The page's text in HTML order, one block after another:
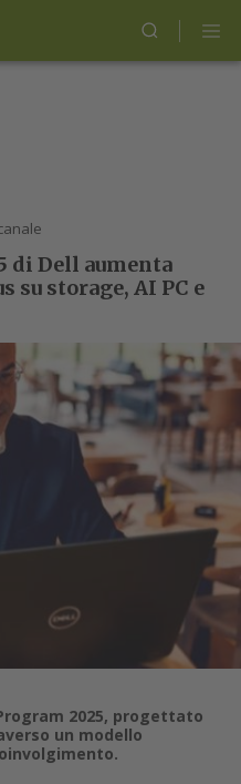
di Dell aumenta
su storage, AI PC e
2025, progettato
un modello